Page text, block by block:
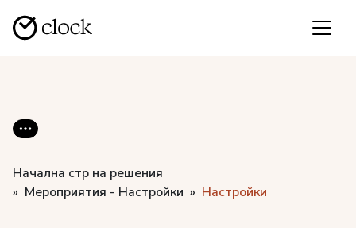
Начална стр на решения
Мероприятия - Настройки
Настройки